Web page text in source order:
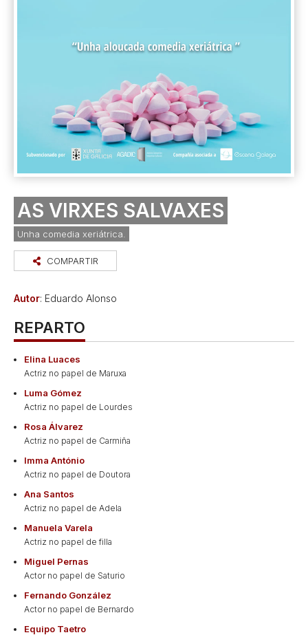
AS VIRXES SALVAXES
Unha comedia xeriátrica.
COMPARTIR
Autor: Eduardo Alonso
REPARTO
Elina Luaces
Actriz no papel de Maruxa
Luma Gómez
Actriz no papel de Lourdes
Rosa Álvarez
Actriz no papel de Carmiña
Imma António
Actriz no papel de Doutora
Ana Santos
Actriz no papel de Adela
Manuela Varela
Actriz no papel de filla
Miguel Pernas
Actor no papel de Saturio
Fernando González
Actor no papel de Bernardo
Equipo Taetro